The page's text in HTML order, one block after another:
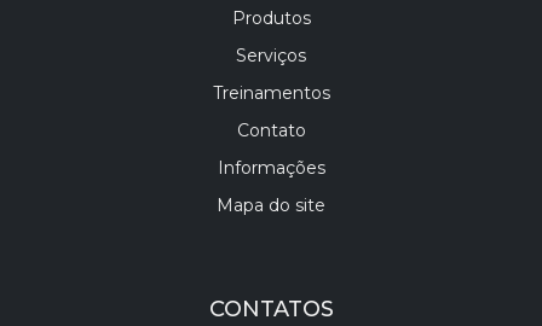
Produtos
Serviços
Treinamentos
Contato
Informações
Mapa do site
CONTATOS